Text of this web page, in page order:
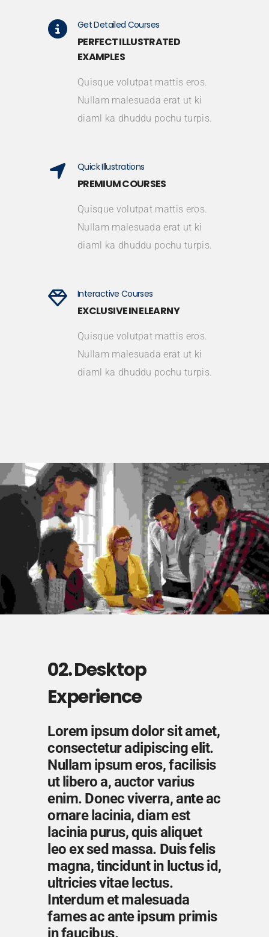
Get Detailed Courses
PERFECT ILLUSTRATED
EXAMPLES
Quisque volutpat mattis eros.
Nullam malesuada erat ut ki
diaml ka dhuddu pochu turpis.
Quick Illustrations
PREMIUM COURSES
Quisque volutpat mattis eros.
Nullam malesuada erat ut ki
diaml ka dhuddu pochu turpis.
Interactive Courses
EXCLUSIVE IN ELEARNY
Quisque volutpat mattis eros.
Nullam malesuada erat ut ki
diaml ka dhuddu pochu turpis.
02. Desktop
Experience
Lorem ipsum dolor sit amet,
consectetur adipiscing elit.
Nullam ipsum eros, facilisis
ut libero a, auctor varius
enim. Donec viverra, ante ac
ornare lacinia, diam est
lacinia purus, quis aliquet
leo ex sed massa. Duis felis
magna, tincidunt in luctus id,
ultricies vitae lectus.
Interdum et malesuada
fames ac ante ipsum primis
in faucibus.